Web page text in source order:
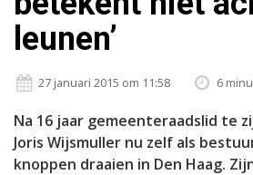
leunen’
27 januari 2015 om 11:58 6
Na 16 jaar gemeenteraadslid te
Joris Wijsmuller nu zelf als
knoppen draaien in Den Haag.